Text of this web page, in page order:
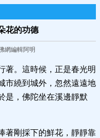
花的功德
網編輯阿明
著。這時候，正是春光明
市繞到城外，忽然遠遠地
是，佛陀坐在溪邊靜默
著剛採下的鮮花，靜靜靠